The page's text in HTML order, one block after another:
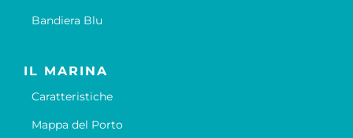
Bandiera Blu
IL MARINA
Caratteristiche
Mappa del Porto